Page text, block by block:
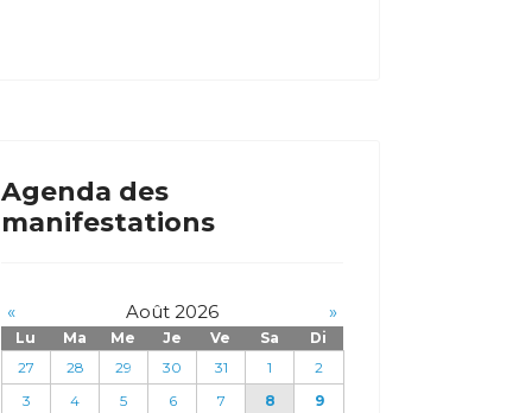
Agenda des
manifestations
« Août 2026 »
Lu Ma Me Je Ve Sa
Di
27
28 29 30 31 1
2
3
4 5 6 7 8
9